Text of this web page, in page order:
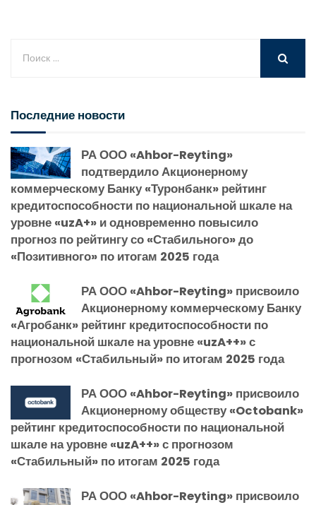
Последние новости
РА ООО «Ahbor-Reyting»
подтвердило Акционерному
коммерческому Банку «Туронбанк» рейтинг
кредитоспособности по национальной шкале на
уровне «uzA+» и одновременно повысило
прогноз по рейтингу со «Стабильного» до
«Позитивного» по итогам 2025 года
РА ООО «Ahbor-Reyting» присвоило
Акционерному коммерческому Банку
«Агробанк» рейтинг кредитоспособности по
национальной шкале на уровне «uzA++» с
прогнозом «Стабильный» по итогам 2025 года
РА ООО «Ahbor-Reyting» присвоило
Акционерному обществу «Octobank»
рейтинг кредитоспособности по национальной
шкале на уровне «uzA++» с прогнозом
«Стабильный» по итогам 2025 года
РА ООО «Ahbor-Reyting» присвоило